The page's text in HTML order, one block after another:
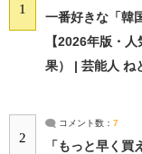
1
一番好きな「韓
【2026年版・
果） | 芸能人 ね
2
コメント数： 7
「もっと早く